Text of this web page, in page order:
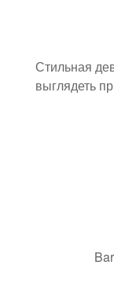
Стильная
выглядеть